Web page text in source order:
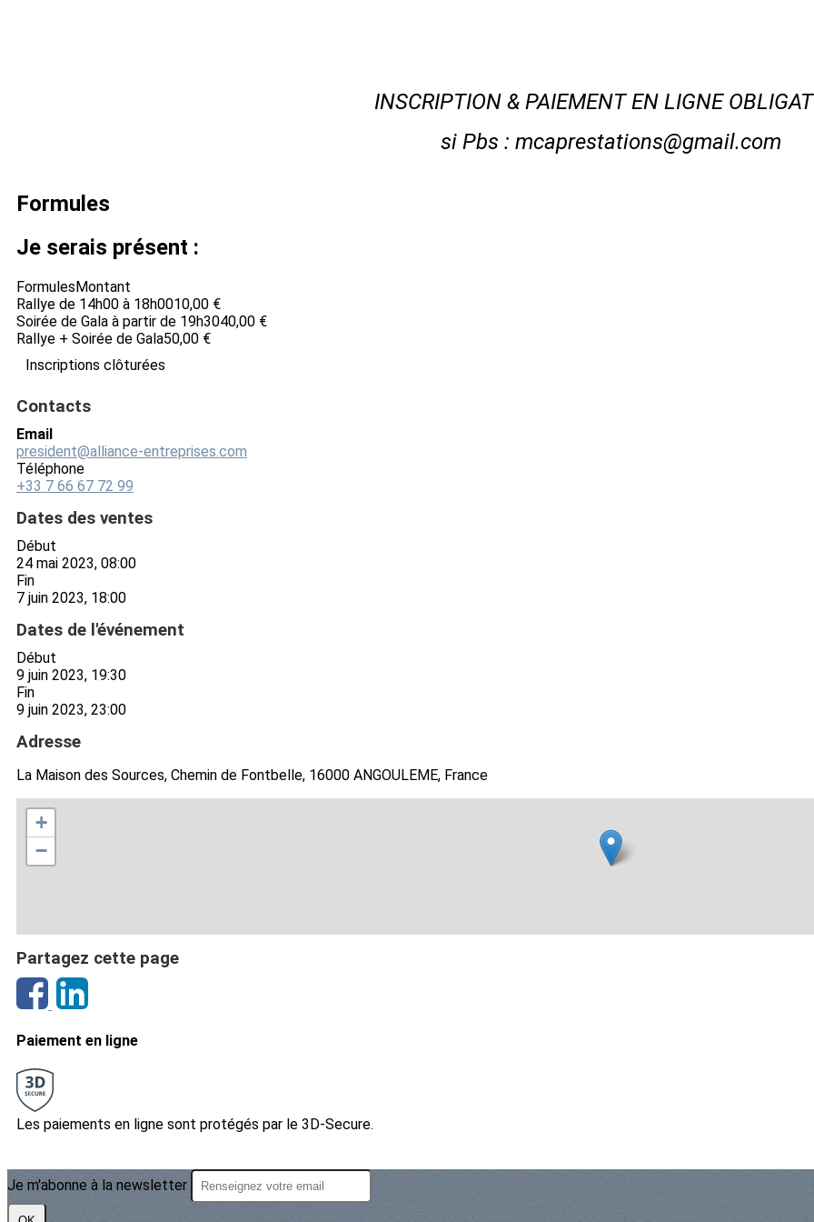
INSCRIPTION & PAIEMENT EN LIGNE
si Pbs : mcaprestations@gmail.com
Formules
Je serais présent :
FormulesMontant
Rallye de 14h00 à 18h0010,00 €
Soirée de Gala à partir de 19h3040,00 €
Rallye + Soirée de Gala50,00 €
Inscriptions clôturées
Contacts
Email
president@alliance-entreprises.com
Téléphone
+33 7 66 67 72 99
Dates des ventes
Début
24 mai 2023, 08:00
Fin
7 juin 2023, 18:00
Dates de l'événement
Début
9 juin 2023, 19:30
Fin
9 juin 2023, 23:00
Adresse
La Maison des Sources, Chemin de Fontbelle, 16000 ANGOULEME, France
+
−
Partagez cette page
Paiement en ligne
Les paiements en ligne sont protégés par le 3D-Secure.
Je m'abonne à la newsletter